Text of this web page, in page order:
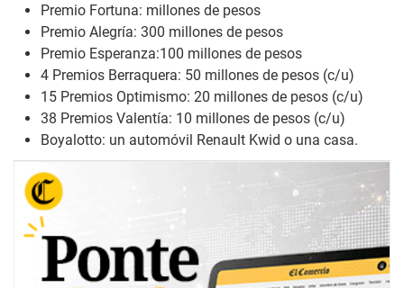
Premio Fortuna: millones de pesos
Premio Alegría: 300 millones de pesos
Premio Esperanza:100 millones de pesos
4 Premios Berraquera: 50 millones de pesos (c/u)
15 Premios Optimismo: 20 millones de pesos (c/u)
38 Premios Valentía: 10 millones de pesos (c/u)
Boyalotto: un automóvil Renault Kwid o una casa.